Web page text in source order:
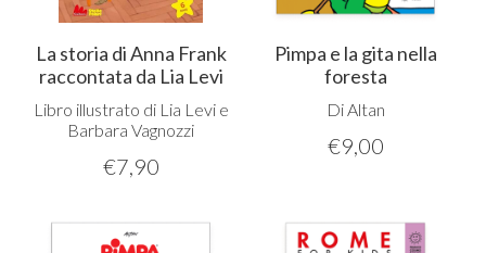
La storia di Anna Frank
raccontata da Lia Levi
Libro illustrato di Lia Levi e
Barbara Vagnozzi
€7,90
Pimpa e la gita nella
foresta
Di Altan
€9,00